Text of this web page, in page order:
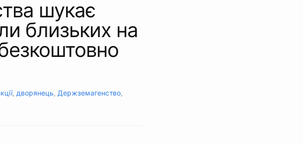
шукає
близьких на
, дворянець, Держземагенство,